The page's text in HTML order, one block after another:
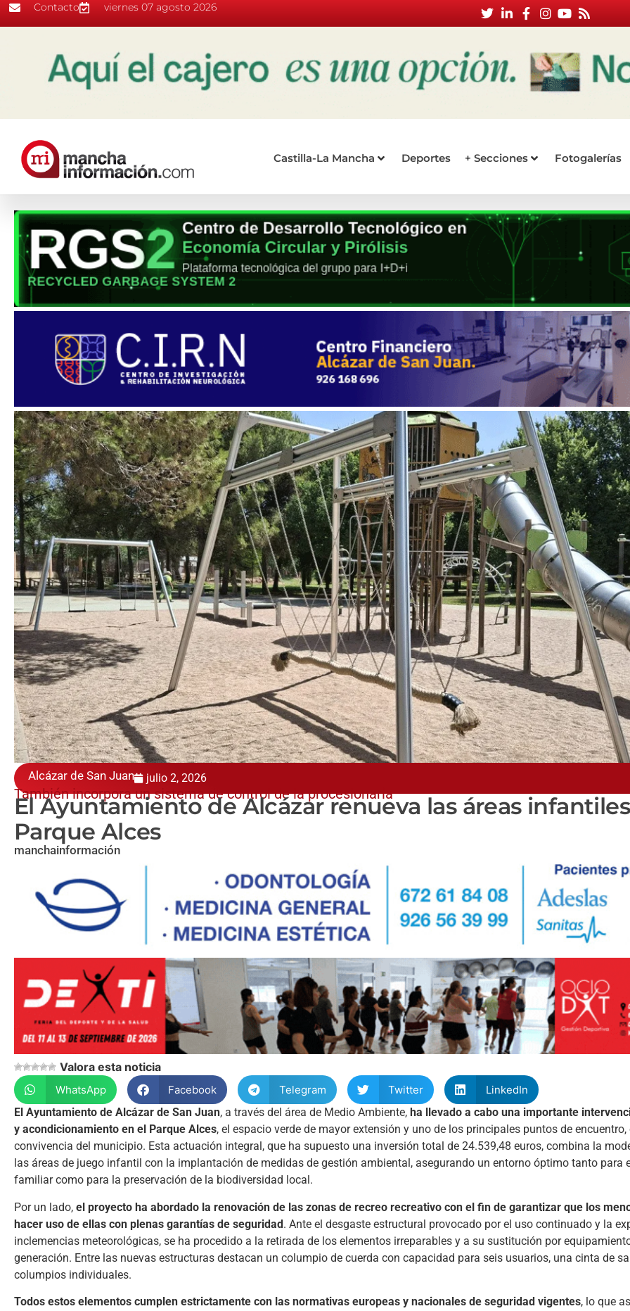
Contacto viernes 07 agosto 2026
Castilla-La Mancha Deportes + Secciones Fotogalerías
Alcázar de San Juan julio 2, 2026
También incorpora un sistema de control de la procesionaria
El Ayuntamiento de Alcázar renueva las áreas
Parque Alces
manchainformación
Valora esta noticia
WhatsApp Facebook Telegram Twitter
LinkedIn
El Ayuntamiento de Alcázar de San Juan, a través del área de Medio Ambiente, ha llevado a cabo una importante
y acondicionamiento en el Parque Alces, el espacio verde de mayor extensión y uno de los principales puntos de encuentro,
convivencia del municipio. Esta actuación integral, que ha supuesto una inversión total de 24.539,48 euros, combina la
las áreas de juego infantil con la implantación de medidas de gestión ambiental, asegurando un entorno óptimo tanto para
familiar como para la preservación de la biodiversidad local.
Por un lado, el proyecto ha abordado la renovación de las zonas de recreo recreativo con el fin de garantizar que los
hacer uso de ellas con plenas garantías de seguridad. Ante el desgaste estructural provocado por el uso continuado y la
inclemencias meteorológicas, se ha procedido a la retirada de los elementos irreparables y a su sustitución por
generación. Entre las nuevas estructuras destacan un columpio de cuerda con capacidad para seis usuarios, una cinta de
columpios individuales.
Todos estos elementos cumplen estrictamente con las normativas europeas y nacionales de seguridad vigentes, lo que